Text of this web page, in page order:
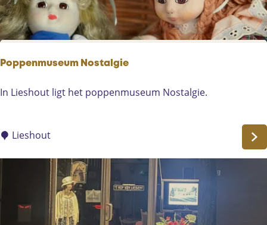
ö
k
s
kPoppenmuseum Nostalgie
P
p
In Lieshout ligt het poppenmuseum Nostalgie.
Lieshout